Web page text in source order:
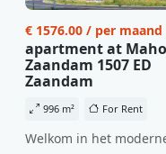
€ 1576.00 / per maand
apartment at
Zaandam 1507 ED
Zaandam
996 m² For Rent
Welkom in het